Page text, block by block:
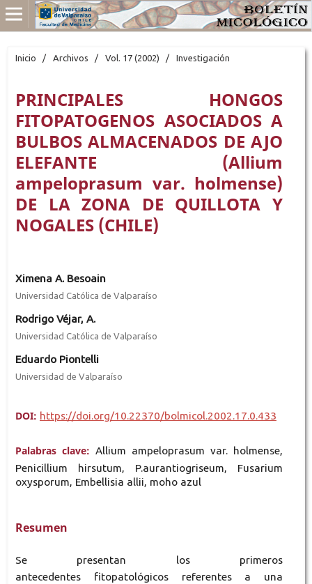
Inicio / Archivos / Vol. 17 (2002) / Investigación
PRINCIPALES HONGOS
FITOPATOGENOS ASOCIADOS A
BULBOS ALMACENADOS DE AJO
ELEFANTE (Allium
ampeloprasum var. holmense)
DE LA ZONA DE QUILLOTA Y
NOGALES (CHILE)
Ximena A. Besoain
Universidad Católica de Valparaíso
Rodrigo Véjar, A.
Universidad Católica de Valparaíso
Eduardo Piontelli
Universidad de Valparaíso
DOI: https://doi.org/10.22370/bolmicol.2002.17.0.433
Palabras clave: Allium ampeloprasum var. holmense,
Penicillium hirsutum, P.aurantiogriseum, Fusarium
oxysporum, Embellisia allii, moho azul
Resumen
Se presentan los primeros
antecedentes fitopatológicos referentes a una